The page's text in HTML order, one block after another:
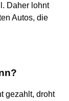
Daher lohnt
Autos, die
gezahlt, droht